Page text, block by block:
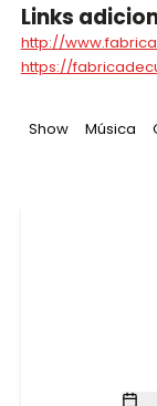
Links
http://
https://
Tag:
Show Tag:
Música